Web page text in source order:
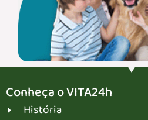
Conheça o VITA24h
História